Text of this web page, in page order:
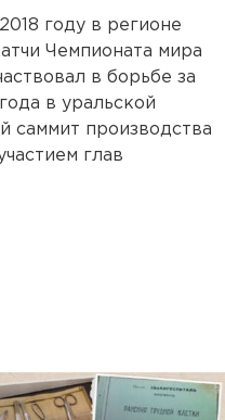
году в регионе
Чемпионата мира
в борьбе за
в уральской
саммит производства
глав